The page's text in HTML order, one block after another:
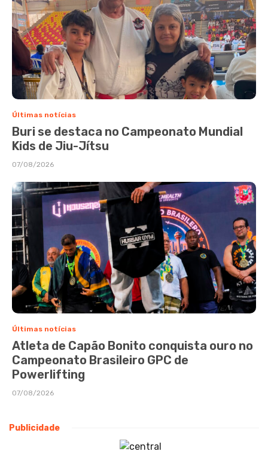
Últimas notícias
Buri se destaca no Campeonato Mundial
Kids de Jiu-Jítsu
07/08/2026
Últimas notícias
Atleta de Capão Bonito conquista ouro no
Campeonato Brasileiro GPC de
Powerlifting
07/08/2026
Publicidade